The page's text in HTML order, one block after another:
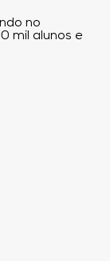
no
mil alunos e